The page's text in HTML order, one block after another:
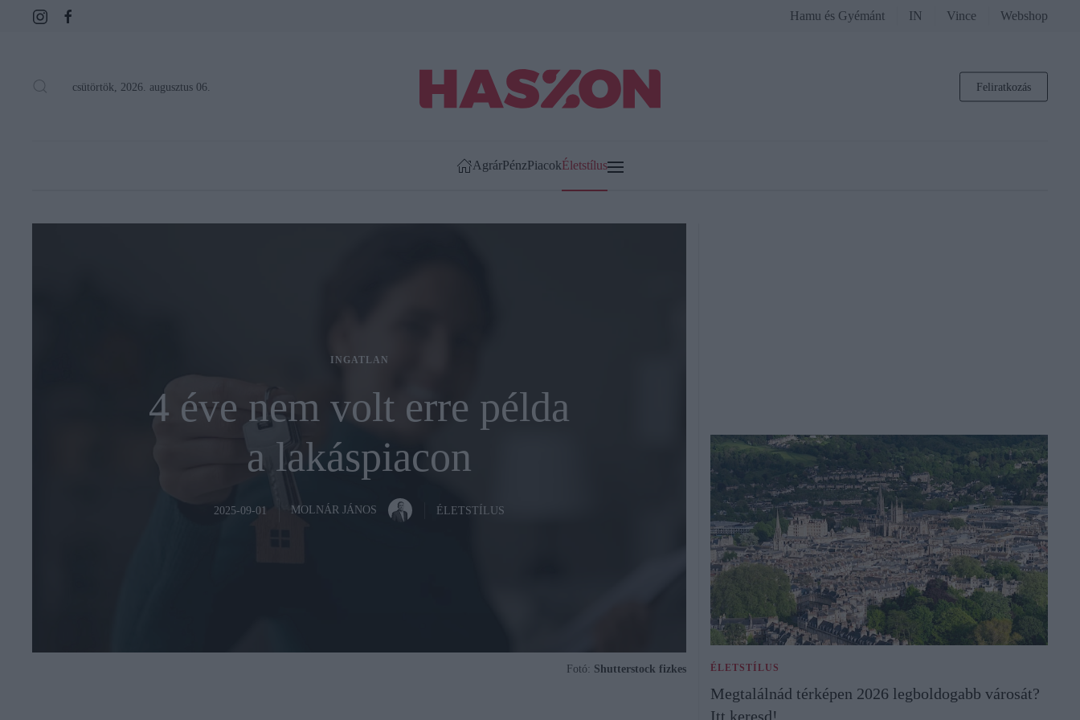
Hamu és Gyémánt IN Vince Webshop
csütörtök, 2026. augusztus 06. Feliratkozás
AgrárPénzPiacokÉletstílus
INGATLAN
4 éve nem volt erre példa
a lakáspiacon
2025-09-01 MOLNÁR JÁNOS ÉLETSTÍLUS
Fotó: Shutterstock fizkes ÉLETSTÍLUS
Megtalálnád térképen 2026 legboldogabb városát?
Itt keresd!